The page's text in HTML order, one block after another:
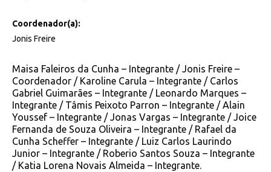
Coordenador(a):
Jonis Freire
Maisa Faleiros da Cunha – Integrante / Jonis Freire –
Coordenador / Karoline Carula – Integrante / Carlos
Gabriel Guimarães – Integrante / Leonardo Marques –
Integrante / Tâmis Peixoto Parron – Integrante / Alain
Youssef – Integrante / Jonas Vargas – Integrante / Joice
Fernanda de Souza Oliveira – Integrante / Rafael da
Cunha Scheffer – Integrante / Luiz Carlos Laurindo
Junior – Integrante / Roberio Santos Souza – Integrante
/ Katia Lorena Novais Almeida – Integrante.